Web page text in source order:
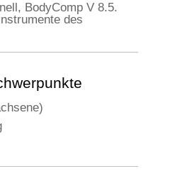
BodyComp V 8.5.
des